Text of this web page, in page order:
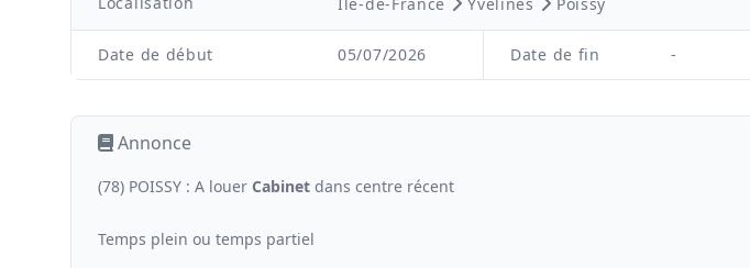
Date de début 05/07/2026 Date de fin -
Annonce
(78) POISSY : A louer Cabinet dans centre récent
Temps plein ou temps partiel